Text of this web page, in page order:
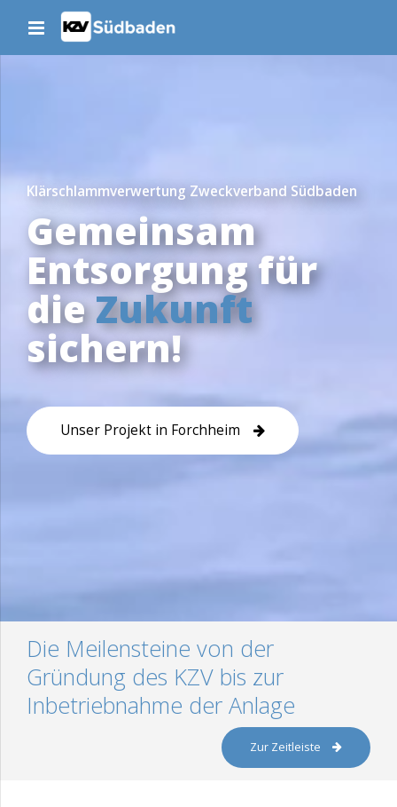
Klärschlammverwertung Zweckverband Südbaden
Gemeinsam
Entsorgung für
dieZukunft
sichern!
Unser Projekt in Forchheim
Die Meilensteine von der
Gründung des KZV bis zur
Inbetriebnahme der Anlage
Zur Zeitleiste